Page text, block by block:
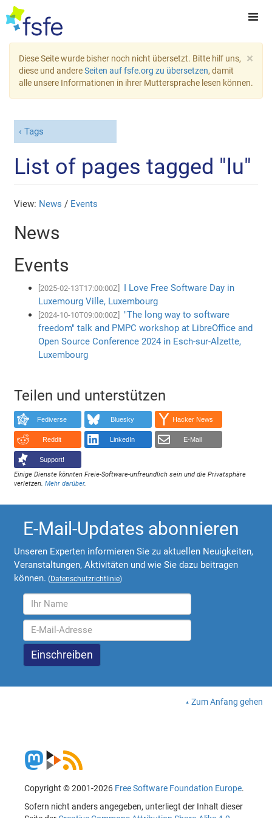
×
Diese Seite wurde bisher noch nicht übersetzt. Bitte hilf uns,
diese und andereSeiten auf fsfe.org zu übersetzen, damit
alle unsere Informationen in ihrer Muttersprache lesen können.
Tags
List of pages tagged "lu"
View: News / Events
News
Events
[2025-02-13T17:00:00Z]
I Love Free Software Day in
Luxemourg Ville, Luxembourg
[2024-10-10T09:00:00Z]
"The long way to software
freedom" talk and PMPC workshop at LibreOffice and
Open Source Conference 2024 in Esch-sur-Alzette,
Luxembourg
Teilen und unterstützen
Fediverse Bluesky Hacker News
Reddit LinkedIn E-Mail
Support!
Einige Dienste könnten Freie-Software-unfreundlich sein und die Privatsphäre
verletzen.Mehr darüber.
E-Mail-Updates abonnieren
Unseren Experten informieren Sie zu aktuellen Neuigkeiten,
Veranstaltungen, Aktivitäten und wie Sie dazu beitragen
können. (Datenschutzrichtlinie)
Zum Anfang gehen
Copyright © 2001-2026 Free Software Foundation Europe.
Sofern nicht anders angegeben, unterliegt der Inhalt dieser